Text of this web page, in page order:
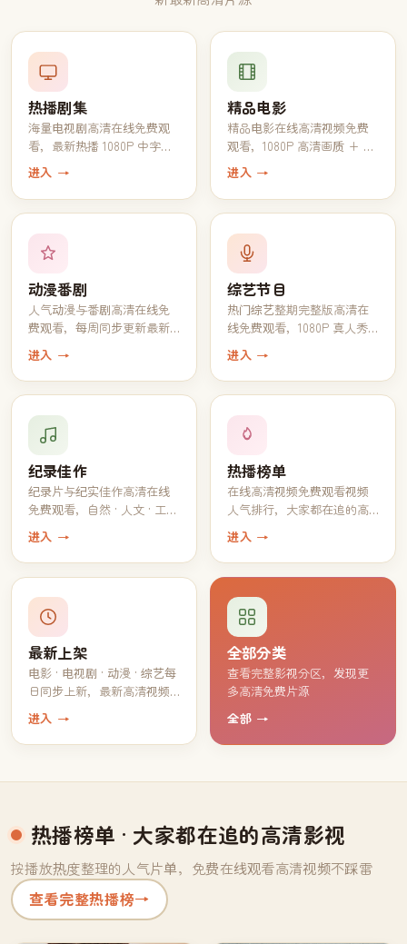
热播剧集
海量电视剧高清在线免费观
看，最新热播 1080P 中字完
结全集一键追完
进入 →
精品电影
精品电影在线高清视频免费
观看，1080P 高清画质 + 中
文字幕一键播放
进入 →
动漫番剧
人气动漫与番剧高清在线免
费观看，每周同步更新最新
一话
进入 →
综艺节目
热门综艺整期完整版高清在
线免费观看，1080P 真人秀
脱口秀全收录
进入 →
纪录佳作
纪录片与纪实佳作高清在线
免费观看，自然 · 人文 · 工艺
一应俱全
进入 →
热播榜单
在线高清视频免费观看视频
人气排行，大家都在追的高
分片单
进入 →
最新上架
电影 · 电视剧 · 动漫 · 综艺每
日同步上新，最新高清视频
持续免费观看
进入 →
全部分类
查看完整影视分区，发现更
多高清免费片源
全部 →
热播榜单 · 大家都在追的高清影视
按播放热度整理的人气片单，免费在线观看高清视频不踩雷
查看完整热播榜→